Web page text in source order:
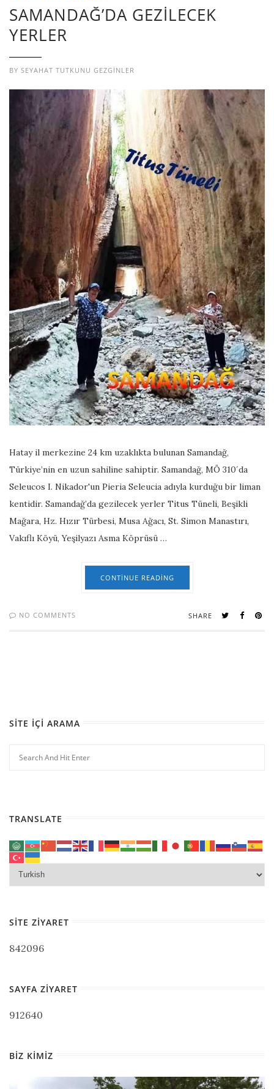
SAMANDAĞ’DA GEZİLECEK
YERLER
BY SEYAHAT TUTKUNU GEZGINLER
Hatay il merkezine 24 km uzaklıkta bulunan Samandağ,
Türkiye’nin en uzun sahiline sahiptir. Samandağ, MÖ 310´da
Seleucos I. Nikador'un Pieria Seleucia adıyla kurduğu bir liman
kentidir. Samandağ’da gezilecek yerler Titus Tüneli, Beşikli
Mağara, Hz. Hızır Türbesi, Musa Ağacı, St. Simon Manastırı,
Vakıflı Köyü, Yeşilyazı Asma Köprüsü …
CONTINUE READING
NO COMMENTS SHARE
SITE İÇI ARAMA
TRANSLATE
SITE ZIYARET
842096
SAYFA ZIYARET
912640
BIZ KIMIZ